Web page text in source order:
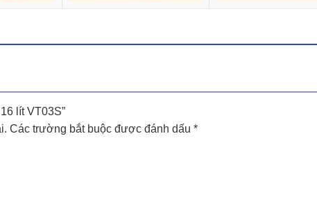
lít VT03S”
Các trường bắt buộc được đánh dấu *